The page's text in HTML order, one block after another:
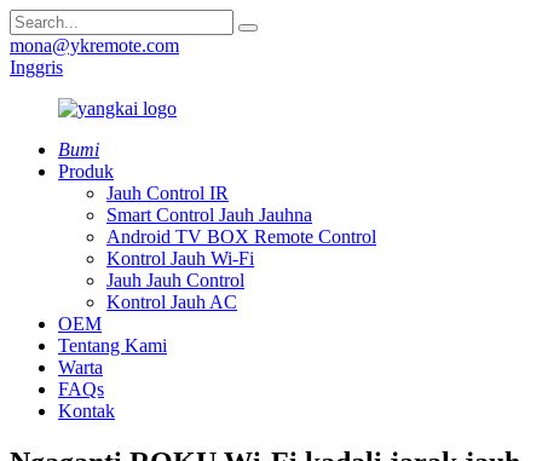
mona@ykremote.com
Inggris
Bumi
Produk
Jauh Control IR
Smart Control Jauh Jauhna
Android TV BOX Remote Control
Kontrol Jauh Wi-Fi
Jauh Jauh Control
Kontrol Jauh AC
OEM
Tentang Kami
Warta
FAQs
Kontak